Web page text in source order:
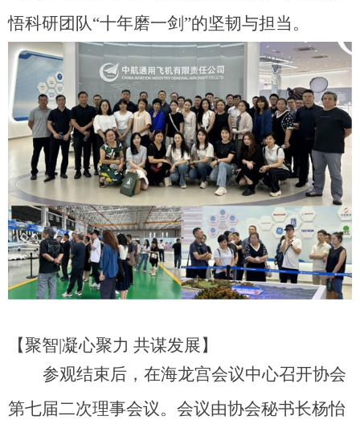
悟科研团队“十年磨一剑”的坚韧与担当。
【聚智|凝心聚力 共谋发展】
参观结束后，在海龙宫会议中心召开协会
第七届二次理事会议。会议由协会秘书长杨怡